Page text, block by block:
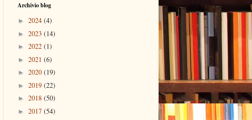
Archivio blog
► 2024 (4)
► 2023 (14)
► 2022 (1)
► 2021 (6)
► 2020 (19)
► 2019 (22)
► 2018 (50)
► 2017 (54)